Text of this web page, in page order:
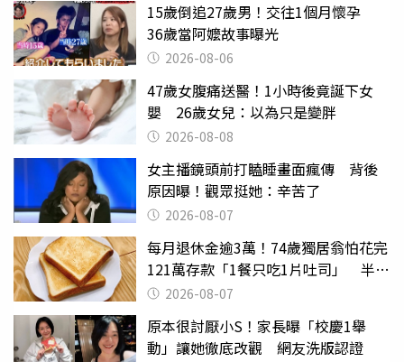
15歲倒追27歲男！交往1個月懷孕
36歲當阿嬤故事曝光
2026-08-06
47歲女腹痛送醫！1小時後竟誕下女
嬰 26歲女兒：以為只是變胖
2026-08-08
女主播鏡頭前打瞌睡畫面瘋傳 背後
原因曝！觀眾挺她：辛苦了
2026-08-07
每月退休金逾3萬！74歲獨居翁怕花完
121萬存款「1餐只吃1片吐司」 半年
後暴瘦嚇壞女兒
2026-08-07
原本很討厭小S！家長曝「校慶1舉
動」讓她徹底改觀 網友洗版認證